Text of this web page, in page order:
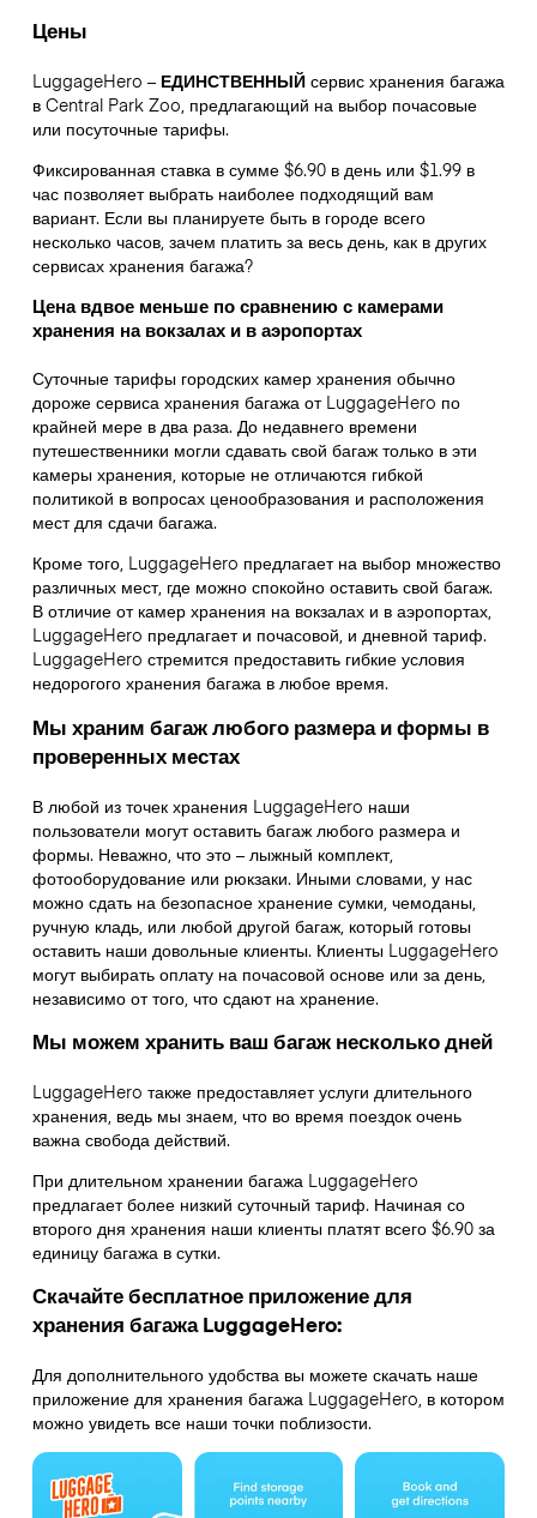
Цены
LuggageHero – ЕДИНСТВЕННЫЙсервис хранения багажа
в Central Park Zoo, предлагающий на выбор почасовые
или посуточные тарифы.
Фиксированная ставка в сумме $6.90 в день или $1.99 в
час позволяет выбрать наиболее подходящий вам
вариант. Если вы планируете быть в городе всего
несколько часов, зачем платить за весь день, как в других
сервисах хранения багажа?
Цена вдвое меньше по сравнению с камерами
хранения на вокзалах и в аэропортах
Суточные тарифы городских камер хранения обычно
дороже сервиса хранения багажа от LuggageHero по
крайней мере в два раза. До недавнего времени
путешественники могли сдавать свой багаж только в эти
камеры хранения, которые не отличаются гибкой
политикой в вопросах ценообразования и расположения
мест для сдачи багажа.
Кроме того, LuggageHero предлагает на выбор множество
различных мест, где можно спокойно оставить свой багаж.
В отличие от камер хранения на вокзалах и в аэропортах,
LuggageHero предлагает и почасовой, и дневной тариф.
LuggageHero стремится предоставить гибкие условия
недорогого хранения багажа в любое время.
Мы храним багаж любого размера и формы в
проверенных местах
В любой из точек хранения LuggageHero наши
пользователи могут оставить багаж любого размера и
формы. Неважно, что это – лыжный комплект,
фотооборудование или рюкзаки. Иными словами, у нас
можно сдать на безопасное хранение сумки, чемоданы,
ручную кладь, или любой другой багаж, который готовы
оставить наши довольные клиенты. Клиенты LuggageHero
могут выбирать оплату на почасовой основе или за день,
независимо от того, что сдают на хранение.
Мы можем хранить ваш багаж несколько дней
LuggageHero также предоставляет услуги длительного
хранения, ведь мы знаем, что во время поездок очень
важна свобода действий.
При длительном хранении багажа LuggageHero
предлагает более низкий суточный тариф. Начиная со
второго дня хранения наши клиенты платят всего $6.90 за
единицу багажа в сутки.
Скачайте бесплатное приложение для
хранения багажа LuggageHero:
Для дополнительного удобства вы можете скачать наше
приложение для хранения багажа LuggageHero, в котором
можно увидеть все наши точки поблизости.